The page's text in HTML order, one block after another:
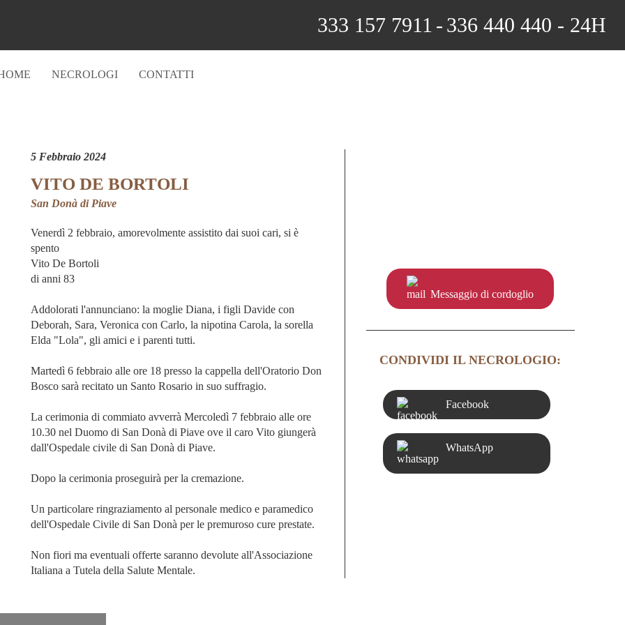
333 157 7911 - 336 440 440 - 24H
NECROLOGI CONTATTI
5 Febbraio 2024
VITO DE BORTOLI
San Donà di Piave
Venerdì 2 febbraio, amorevolmente assistito dai suoi cari, si è
spento
Vito De Bortoli
di anni 83
Addolorati l'annunciano: la moglie Diana, i figli Davide con
Deborah, Sara, Veronica con Carlo, la nipotina Carola, la sorella
Elda "Lola", gli amici e i parenti tutti.
Martedì 6 febbraio alle ore 18 presso la cappella dell'Oratorio Don
Bosco sarà recitato un Santo Rosario in suo suffragio.
La cerimonia di commiato avverrà Mercoledì 7 febbraio alle ore
10.30 nel Duomo di San Donà di Piave ove il caro Vito giungerà
dall'Ospedale civile di San Donà di Piave.
Dopo la cerimonia proseguirà per la cremazione.
Un particolare ringraziamento al personale medico e paramedico
dell'Ospedale Civile di San Donà per le premuroso cure prestate.
Non fiori ma eventuali offerte saranno devolute all'Associazione
Italiana a Tutela della Salute Mentale.
Messaggio di cordoglio
CONDIVIDI IL NECROLOGIO:
Facebook
WhatsApp